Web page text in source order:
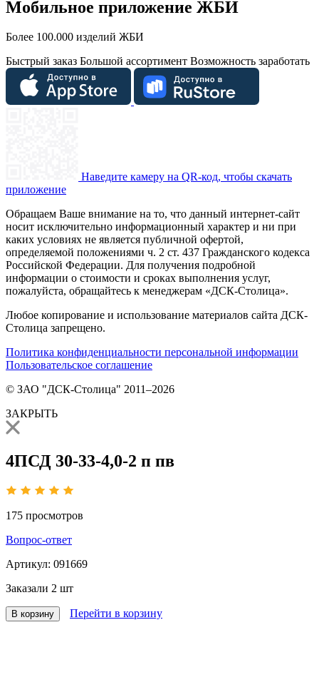
Мобильное приложение ЖБИ
Более 100.000 изделий ЖБИ
Быстрый заказ Большой ассортимент Возможность заработать
Наведите камеру на QR-код, чтобы скачать
приложение
Обращаем Ваше внимание на то, что данный интернет-сайт
носит исключительно информационный характер и ни при
каких условиях не является публичной офертой,
определяемой положениями ч. 2 ст. 437 Гражданского кодекса
Российской Федерации. Для получения подробной
информации о стоимости и сроках выполнения услуг,
пожалуйста, обращайтесь к менеджерам «ДСК-Столица».
Любое копирование и использование материалов сайта ДСК-
Столица запрещено.
Политика конфиденциальности персональной информации
Пользовательское соглашение
© ЗАО "ДСК-Столица" 2011–2026
ЗАКРЫТЬ
4ПСД 30-33-4,0-2 п пв
175 просмотров
Вопрос-ответ
Артикул: 091669
Заказали 2 шт
В корзину Перейти в корзину